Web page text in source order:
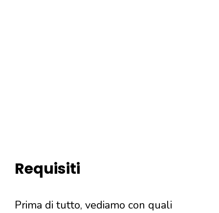
Requisiti
Prima di tutto, vediamo con quali